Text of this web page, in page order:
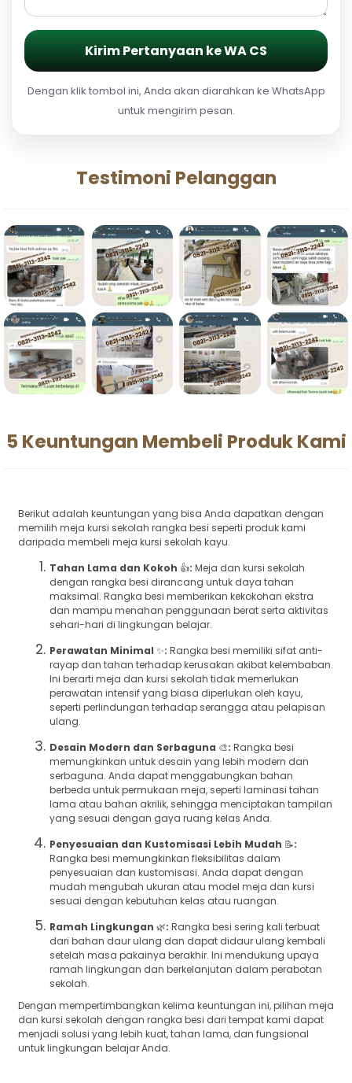
Kirim Pertanyaan ke WA CS
Dengan klik tombol ini, Anda akan diarahkan ke WhatsApp
untuk mengirim pesan.
Testimoni Pelanggan
5 Keuntungan Membeli Produk Kami
Berikut adalah keuntungan yang bisa Anda dapatkan dengan
memilih meja kursi sekolah rangka besi seperti produk kami
daripada membeli meja kursi sekolah kayu.
Tahan Lama dan Kokoh 👍: Meja dan kursi sekolah
dengan rangka besi dirancang untuk daya tahan
maksimal. Rangka besi memberikan kekokohan ekstra
dan mampu menahan penggunaan berat serta aktivitas
sehari-hari di lingkungan belajar.
Perawatan Minimal ✨: Rangka besi memiliki sifat anti-
rayap dan tahan terhadap kerusakan akibat kelembaban.
Ini berarti meja dan kursi sekolah tidak memerlukan
perawatan intensif yang biasa diperlukan oleh kayu,
seperti perlindungan terhadap serangga atau pelapisan
ulang.
Desain Modern dan Serbaguna 🎨: Rangka besi
memungkinkan untuk desain yang lebih modern dan
serbaguna. Anda dapat menggabungkan bahan
berbeda untuk permukaan meja, seperti laminasi tahan
lama atau bahan akrilik, sehingga menciptakan tampilan
yang sesuai dengan gaya ruang kelas Anda.
Penyesuaian dan Kustomisasi Lebih Mudah 📝:
Rangka besi memungkinkan fleksibilitas dalam
penyesuaian dan kustomisasi. Anda dapat dengan
mudah mengubah ukuran atau model meja dan kursi
sesuai dengan kebutuhan kelas atau ruangan.
Ramah Lingkungan 🌿: Rangka besi sering kali terbuat
dari bahan daur ulang dan dapat didaur ulang kembali
setelah masa pakainya berakhir. Ini mendukung upaya
ramah lingkungan dan berkelanjutan dalam perabotan
sekolah.
Dengan mempertimbangkan kelima keuntungan ini, pilihan meja
dan kursi sekolah dengan rangka besi dari tempat kami dapat
menjadi solusi yang lebih kuat, tahan lama, dan fungsional
untuk lingkungan belajar Anda.